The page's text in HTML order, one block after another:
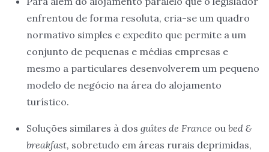
enfrentou de forma resoluta, cria-se um quadro
normativo simples e expedito que permite a um
conjunto de pequenas e médias empresas e
mesmo a particulares desenvolverem um pequeno
modelo de negócio na área do alojamento
turístico.
Soluções similares à dos guîtes de France ou bed &
breakfast, sobretudo em áreas rurais deprimidas,